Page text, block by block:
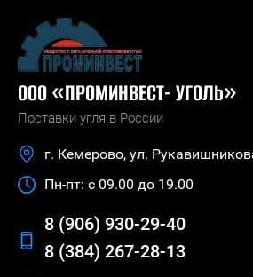
ООО «ПРОМИНВЕСТ- УГОЛЬ»
Поставки угля в России
г. Кемерово, ул.
Пн-пт: с 09.00 до 19.00
8 (906) 930-29-40
8 (384) 267-28-13